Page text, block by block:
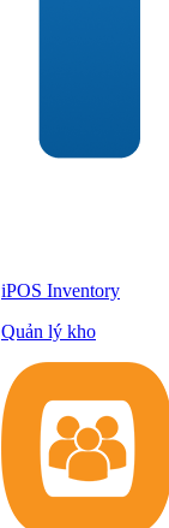
iPOS Inventory
Quản lý kho